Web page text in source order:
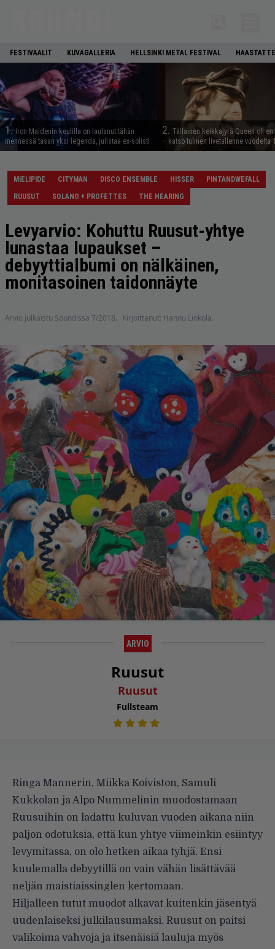
FESTIVAALIT KUVAGALLERIA HELLSINKI METAL FESTIVAL
1. Iron Maidenin keulilla on laulanut tähän
mennessä tasan yksi legenda, julistaa ex-solisti
2. Tällainen keikkajyrä Queen oli
– katso tulinen livetallenne vuodelta
MIELIPIDE CITYMAN DISCO ENSEMBLE HISSER
PINTANDWEFALL
RUUSUT
SOLANO + PROFETTES THE HEARING
Levyarvio: Kohuttu Ruusut-yhtye
lunastaa lupaukset –
debyyttialbumi on nälkäinen,
monitasoinen taidonnäyte
Arvio julkaistu Soundissa 7/2018. Kirjoittanut: Hannu Linkola.
ARVIO
Ruusut
Ruusut
Fullsteam
Ringa Mannerin, Miikka Koiviston, Samuli
Kukkolan ja Alpo Nummelinin muodostamaan
Ruusuihin on ladattu kuluvan vuoden aikana niin
paljon odotuksia, että kun yhtye viimeinkin esiintyy
levymitassa, on olo hetken aikaa tyhjä. Ensi
kuulemalla debyytillä on vain vähän lisättävää
neljän maistiaissinglen kertomaan.
Hiljalleen tutut muodot alkavat kuitenkin jäsentyä
uudenlaiseksi julkilausumaksi. Ruusut on paitsi
valikoima vahvoja ja itsenäisiä lauluja myös